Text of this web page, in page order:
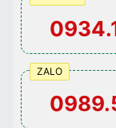
ZALO